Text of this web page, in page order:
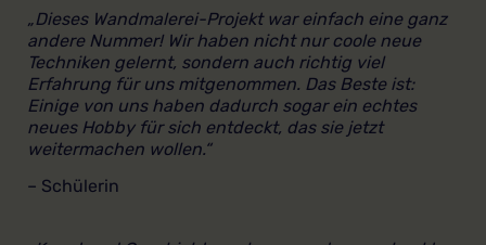
„Dieses Wandmalerei-Projekt war einfach eine ganz
andere Nummer! Wir haben nicht nur coole neue
Techniken gelernt, sondern auch richtig viel
Erfahrung für uns mitgenommen. Das Beste ist:
Einige von uns haben dadurch sogar ein echtes
neues Hobby für sich entdeckt, das sie jetzt
weitermachen wollen.“
– Schülerin